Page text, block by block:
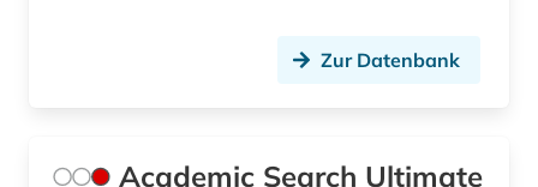
bürgerrechtsbewegung (3)
Zur Datenbank
Academic Search Ultimate